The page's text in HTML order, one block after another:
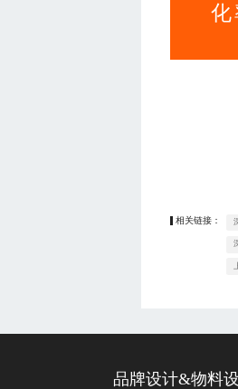
相关链接：
品牌设计&物料